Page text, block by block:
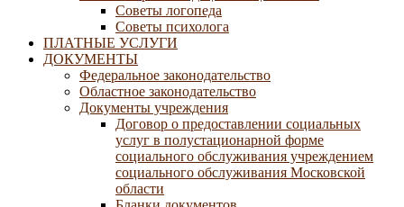
Советы логопеда
Советы психолога
ПЛАТНЫЕ УСЛУГИ
ДОКУМЕНТЫ
Федеральное законодательство
Областное законодательство
Документы учреждения
Договор о предоставлении социальных
услуг в полустационарной форме
социального обслуживания учреждением
социального обслуживания Московской
области